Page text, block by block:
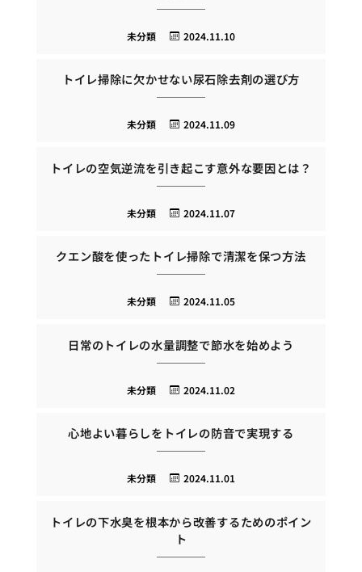
2024.11.10
未分類
トイレ掃除に欠かせない尿石除去剤の選び方
2024.11.09
未分類
トイレの空気逆流を引き起こす意外な要因とは？
2024.11.07
未分類
クエン酸を使ったトイレ掃除で清潔を保つ方法
2024.11.05
未分類
日常のトイレの水量調整で節水を始めよう
2024.11.02
未分類
心地よい暮らしをトイレの防音で実現する
2024.11.01
未分類
トイレの下水臭を根本から改善するためのポイン
ト